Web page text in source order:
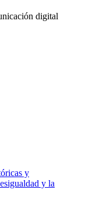
digital
y
y la